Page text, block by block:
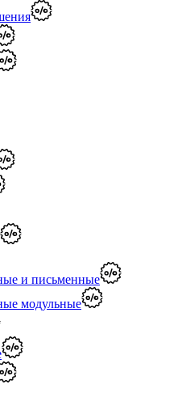
и письменные
модульные